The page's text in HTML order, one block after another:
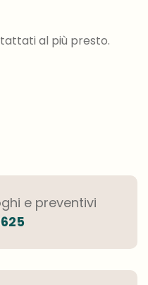
al più presto.
e preventivi